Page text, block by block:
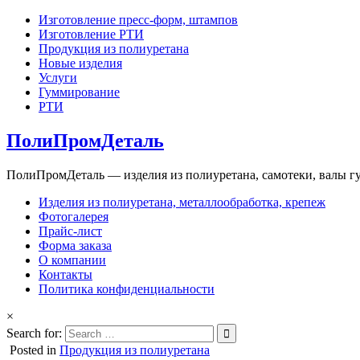
Изготовление пресс-форм, штампов
Изготовление РТИ
Продукция из полиуретана
Новые изделия
Услуги
Гуммирование
РТИ
ПолиПромДеталь
ПолиПромДеталь — изделия из полиуретана, самотеки, валы
Изделия из полиуретана, металлообработка, крепеж
Фотогалерея
Прайс-лист
Форма заказа
О компании
Контакты
Политика конфиденциальности
×
Search for:
Posted in Продукция из полиуретана